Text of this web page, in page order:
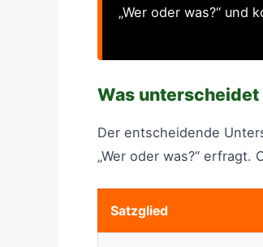
„Wer oder was?“ und
Was
Der entscheidende
„Wer oder was?“
Satzglied